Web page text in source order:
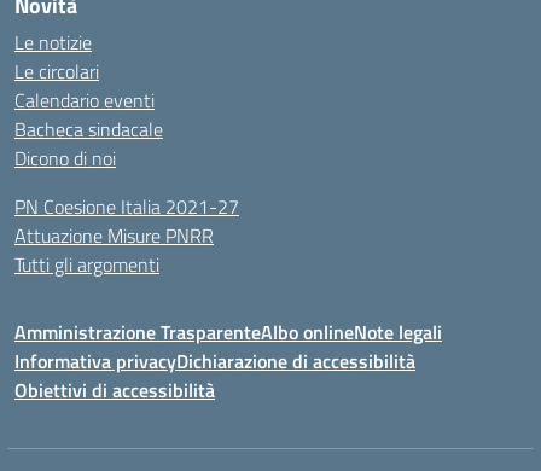
Le notizie
Le circolari
Calendario eventi
Bacheca sindacale
Dicono di noi
PN Coesione Italia 2021-27
Attuazione Misure PNRR
Tutti gli argomenti
Amministrazione TrasparenteAlbo onlineNote legali
Informativa privacyDichiarazione di accessibilità
Obiettivi di accessibilità